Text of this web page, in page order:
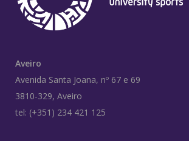
Aveiro
Avenida Santa Joana, nº 67 e 69
3810-329, Aveiro
tel: (+351) 234 421 125